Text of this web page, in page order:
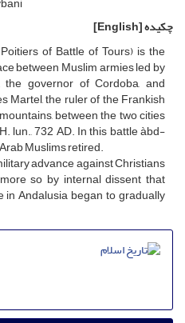
چکیده[English]
between Muslim armies led by
governor of Cordoba, and
Martel, the ruler of the Frankish
between the two cities
lun., 732 AD. In this battle àbd-
Muslims retired.
advance against Christians
so by internal dissent that
in Andalusia began to gradually